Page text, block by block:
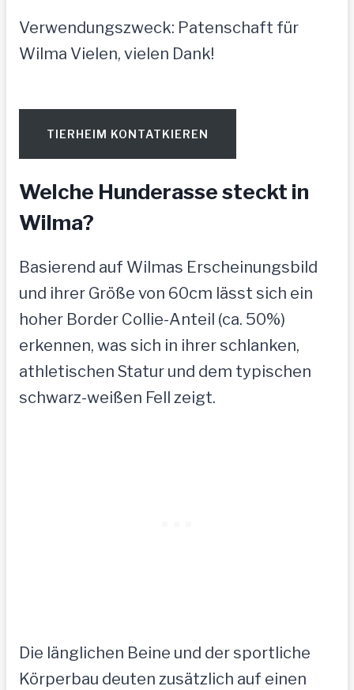
Verwendungszweck: Patenschaft für
Wilma Vielen, vielen Dank!
TIERHEIM KONTATKIEREN
Welche Hunderasse steckt in
Wilma?
Basierend auf Wilmas Erscheinungsbild
und ihrer Größe von 60cm lässt sich ein
hoher Border Collie-Anteil (ca. 50%)
erkennen, was sich in ihrer schlanken,
athletischen Statur und dem typischen
schwarz-weißen Fell zeigt.
Die länglichen Beine und der sportliche
Körperbau deuten zusätzlich auf einen